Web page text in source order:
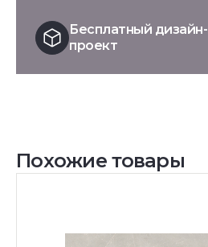
Бесплатный дизайн-
проект
Похожие товары